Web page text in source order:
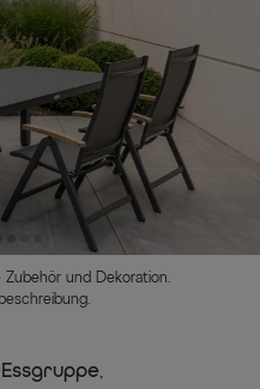
Zubehör und Dekoration.